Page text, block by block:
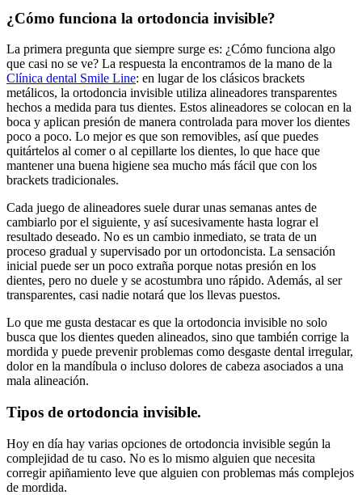
¿Cómo funciona la ortodoncia invisible?
La primera pregunta que siempre surge es: ¿Cómo funciona algo
que casi no se ve? La respuesta la encontramos de la mano de la
Clínica dental Smile Line: en lugar de los clásicos brackets
metálicos, la ortodoncia invisible utiliza alineadores transparentes
hechos a medida para tus dientes. Estos alineadores se colocan en la
boca y aplican presión de manera controlada para mover los dientes
poco a poco. Lo mejor es que son removibles, así que puedes
quitártelos al comer o al cepillarte los dientes, lo que hace que
mantener una buena higiene sea mucho más fácil que con los
brackets tradicionales.
Cada juego de alineadores suele durar unas semanas antes de
cambiarlo por el siguiente, y así sucesivamente hasta lograr el
resultado deseado. No es un cambio inmediato, se trata de un
proceso gradual y supervisado por un ortodoncista. La sensación
inicial puede ser un poco extraña porque notas presión en los
dientes, pero no duele y se acostumbra uno rápido. Además, al ser
transparentes, casi nadie notará que los llevas puestos.
Lo que me gusta destacar es que la ortodoncia invisible no solo
busca que los dientes queden alineados, sino que también corrige la
mordida y puede prevenir problemas como desgaste dental irregular,
dolor en la mandíbula o incluso dolores de cabeza asociados a una
mala alineación.
Tipos de ortodoncia invisible.
Hoy en día hay varias opciones de ortodoncia invisible según la
complejidad de tu caso. No es lo mismo alguien que necesita
corregir apiñamiento leve que alguien con problemas más complejos
de mordida.